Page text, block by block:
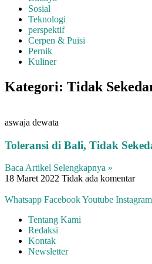
Sosial
Teknologi
perspektif
Cerpen & Puisi
Pernik
Kuliner
Kategori: Tidak
aswaja dewata
Toleransi di Bali, Tidak
Baca Artikel Selengkapnya »
18 Maret 2022 Tidak ada komentar
Whatsapp FacebookYoutube Instagram
Tentang Kami
Redaksi
Kontak
Newsletter